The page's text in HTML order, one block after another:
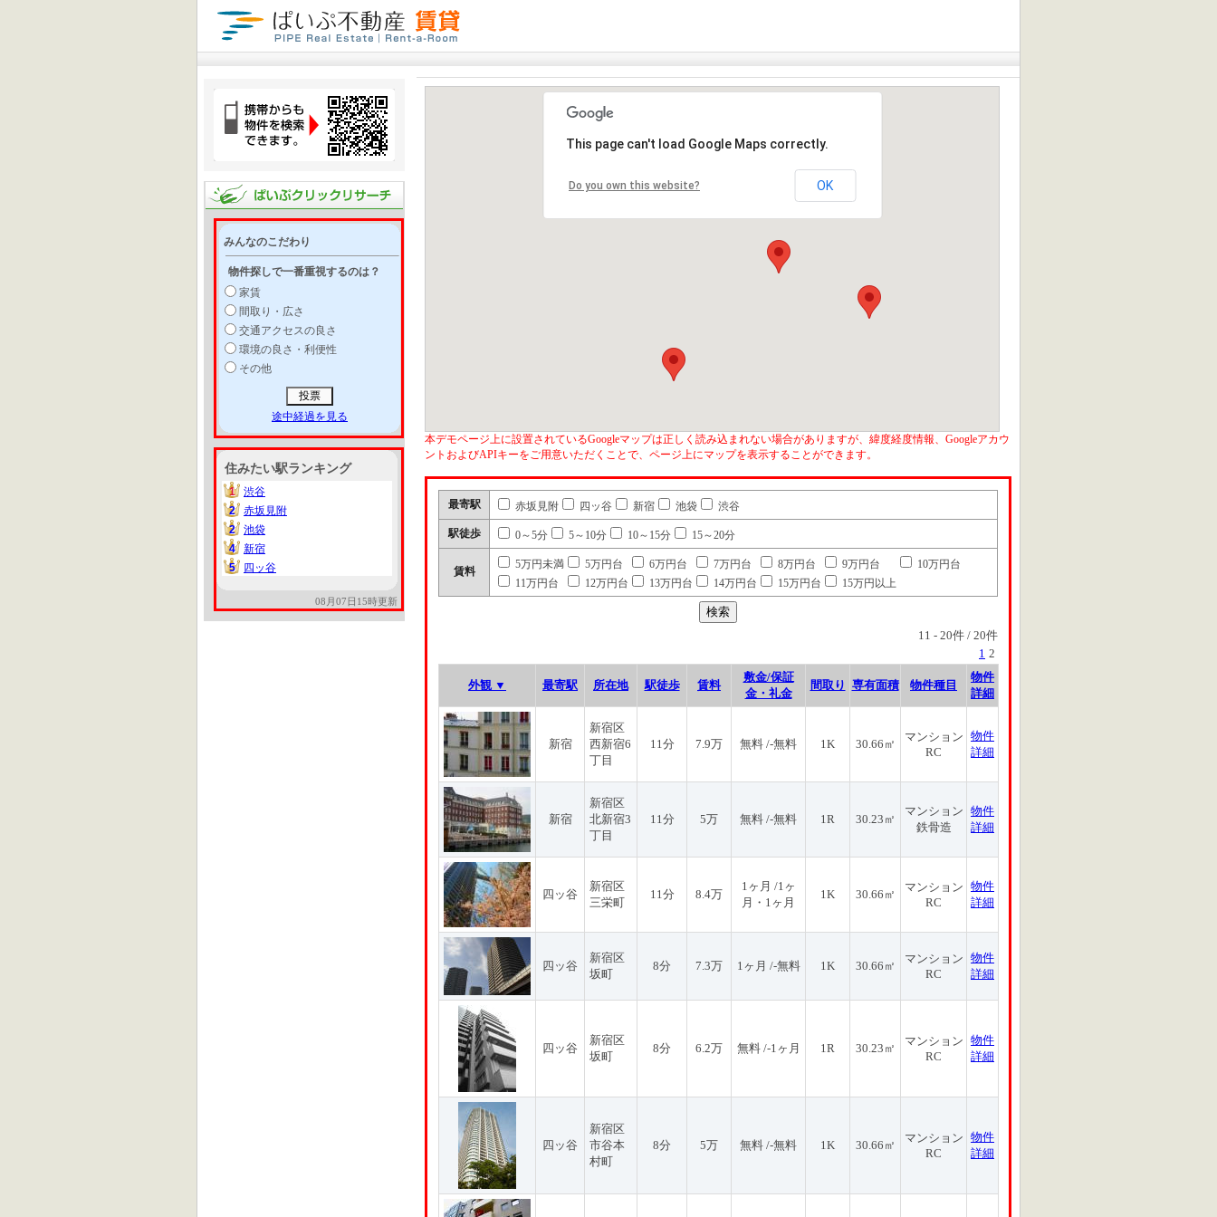
みんなのこだわり
物件探しで一番重視するのは？
家賃
間取り・広さ
交通アクセスの良さ
環境の良さ・利便性
その他
途中経過を見る
住みたい駅ランキング
1
1
渋谷
2
2
赤坂見附
2
2
池袋
4
4
新宿
5
5 四ッ谷
08月07日15時更新
This page can't load Google Maps correctly.
Do you own this website? OK
本デモページ上に設置されているGoogleマップは正しく読み込まれない場合がありますが、緯度経度情報、Googleアカウ
ントおよびAPIキーをご用意いただくことで、ページ上にマップを表示することができます。
最寄駅 赤坂見附 四ッ谷 新宿 池袋 渋谷
駅徒歩 0～5分 5～10分 10～15分 15～20分
賃料
5万円未満 5万円台 6万円台 7万円台 8万円台 9万円台
10万円台
11万円台
12万円台 13万円台 14万円台 15万円台 15万円以上
11 - 20件 / 20件
1 2
外観 ▼ 最寄駅 所在地 駅徒歩 賃料
敷金/保証
金・礼金
間取り 専有面積 物件種目
物件
詳細
新宿
新宿区
西新宿6
丁目
11分 7.9万 無料 /-無料 1K 30.66㎡
マンション
RC
物件
詳細
新宿
新宿区
北新宿3
丁目
11分 5万 無料 /-無料 1R 30.23㎡
マンション
鉄骨造
物件
詳細
四ッ谷
新宿区
三栄町
11分 8.4万
1ヶ月 /1ヶ
月・1ヶ月
1K 30.66㎡
マンション
RC
物件
詳細
四ッ谷
新宿区
坂町
8分 7.3万 1ヶ月 /-無料 1K 30.66㎡
マンション
RC
物件
詳細
四ッ谷
新宿区
坂町
8分 6.2万 無料 /-1ヶ月 1R 30.23㎡
マンション
RC
物件
詳細
四ッ谷
新宿区
市谷本
村町
8分 5万 無料 /-無料 1K 30.66㎡
マンション
RC
物件
詳細